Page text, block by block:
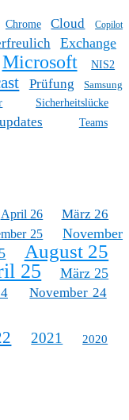
Chrome Cloud
Copilot
Exchange
Microsoft NIS2
Prüfung
Samsung
Sicherheitslücke
Teams
April 26 März 26
25
November
August 25
25 März 25
November 24
2021 2020